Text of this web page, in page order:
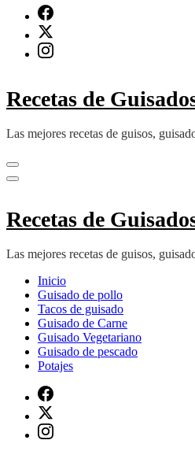
Recetas de
Las mejores recetas de guisos,
Recetas de
Las mejores recetas de guisos,
Inicio
Guisado de pollo
Tacos de guisado
Guisado de Carne
Guisado Vegetariano
Guisado de pescado
Potajes